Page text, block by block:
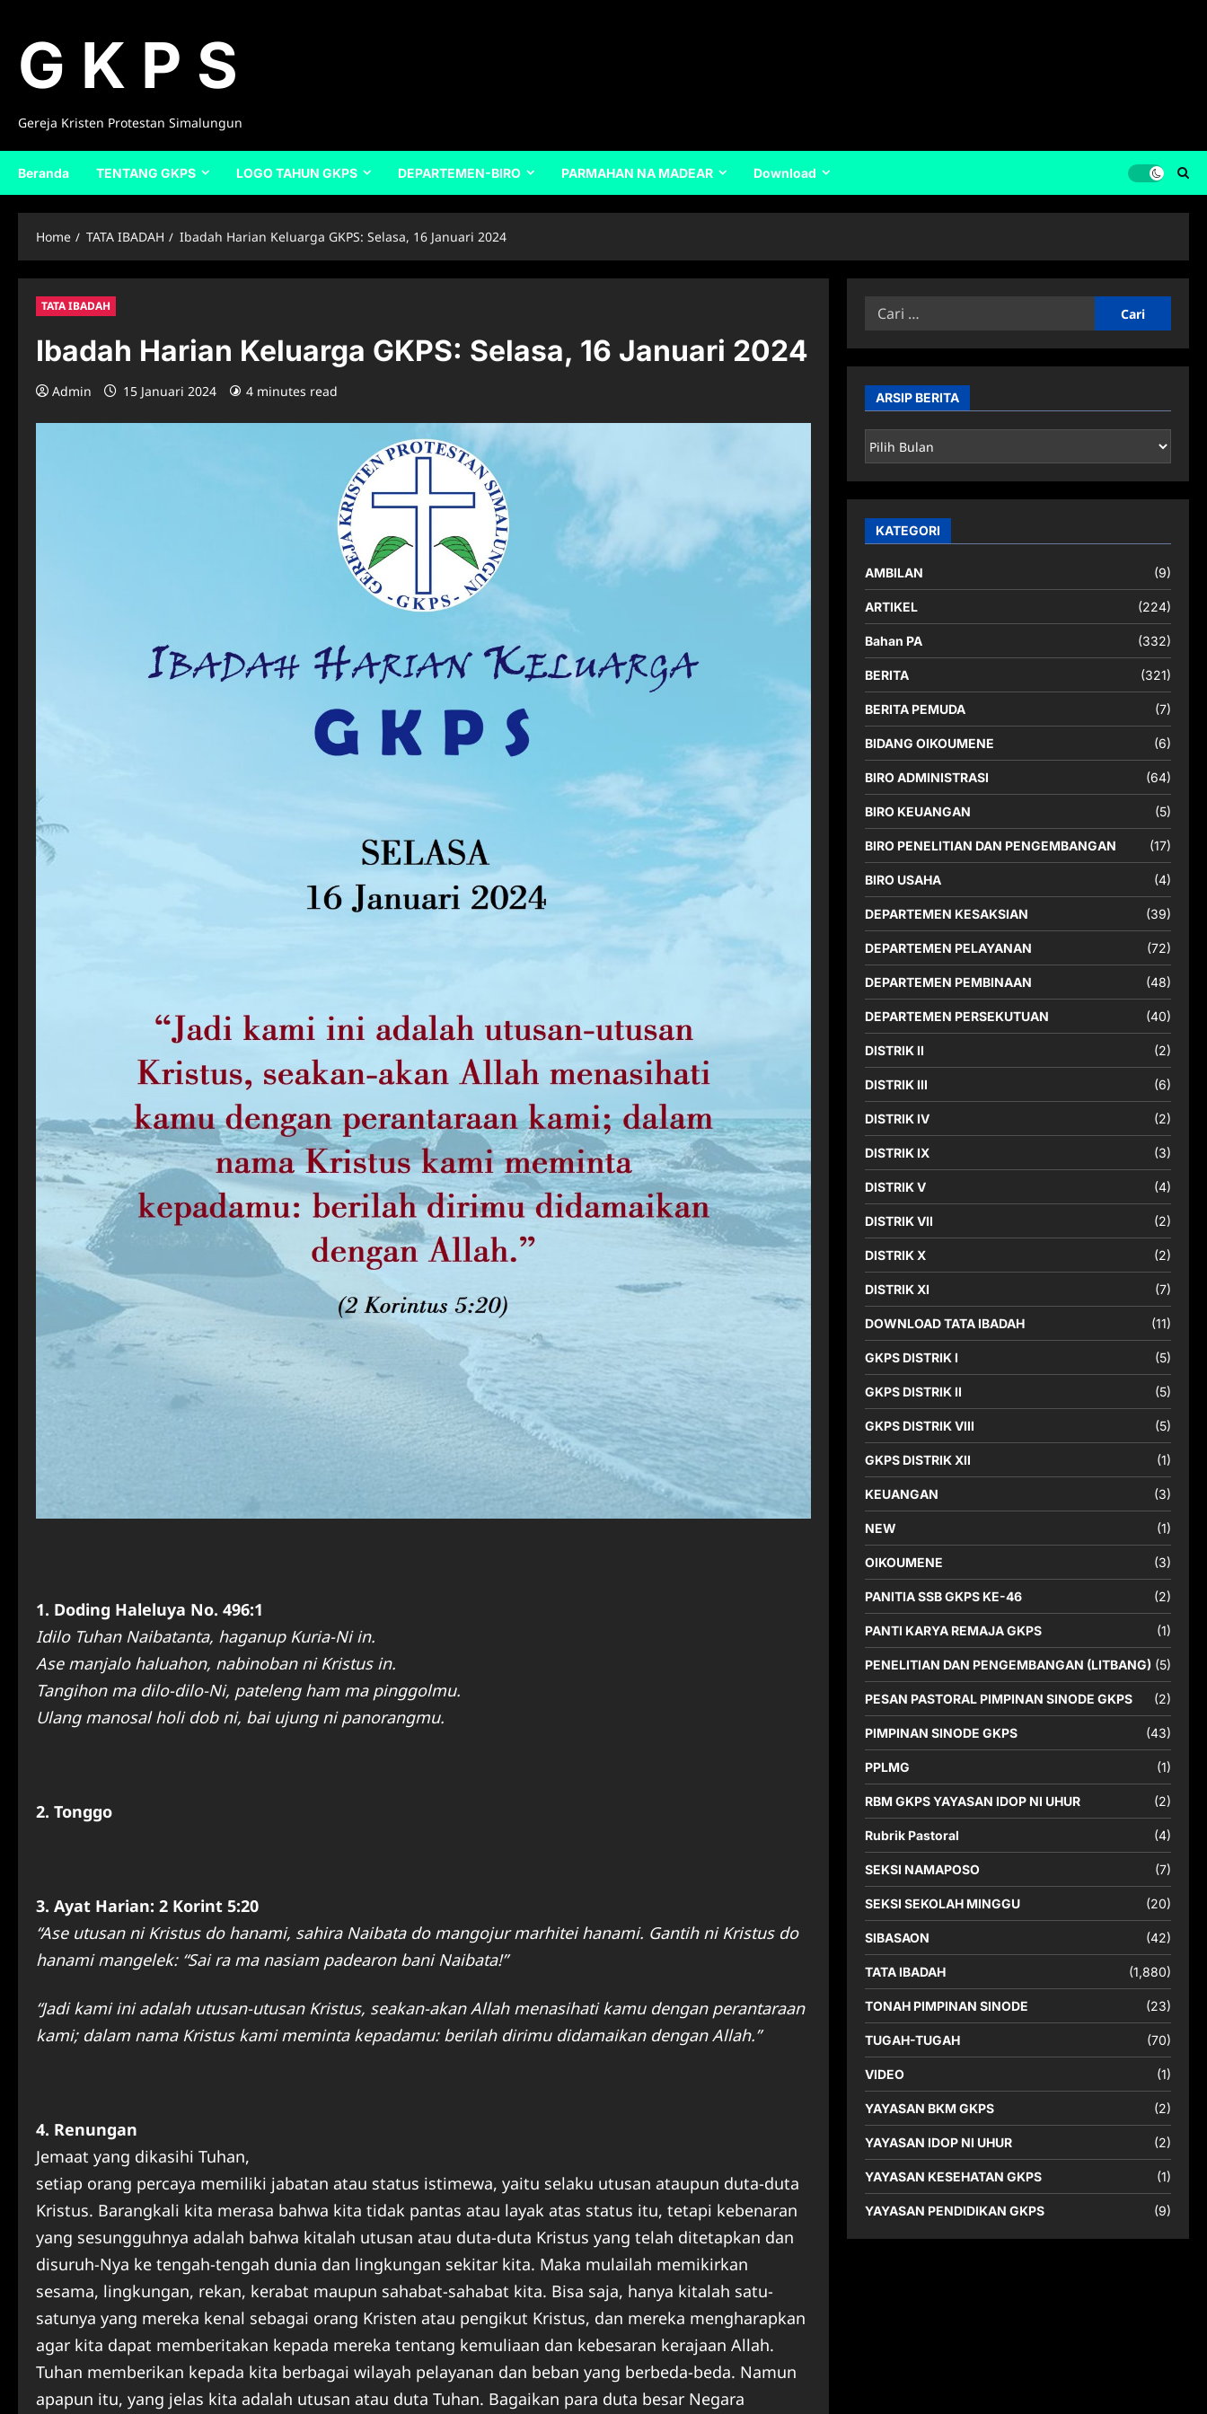
contentG K P S
Gereja Kristen Protestan Simalungun
Beranda TENTANG GKPS LOGO TAHUN GKPS DEPARTEMEN-BIRO PARMAHAN NA MADEAR Download
Home TATA IBADAH Ibadah Harian Keluarga GKPS: Selasa, 16 Januari 2024
TATA IBADAH
Ibadah Harian Keluarga GKPS: Selasa, 16 Januari 2024
Admin 15 Januari 2024 4 minutes read
1. Doding Haleluya No. 496:1
Idilo Tuhan Naibatanta, haganup Kuria-Ni in.
Ase manjalo haluahon, nabinoban ni Kristus in.
Tangihon ma dilo-dilo-Ni, pateleng ham ma pinggolmu.
Ulang manosal holi dob ni, bai ujung ni panorangmu.
2. Tonggo
3. Ayat Harian: 2 Korint 5:20
“Ase utusan ni Kristus do hanami, sahira Naibata do mangojur marhitei hanami. Gantih ni Kristus do
hanami mangelek: “Sai ra ma nasiam padearon bani Naibata!”
“Jadi kami ini adalah utusan-utusan Kristus, seakan-akan Allah menasihati kamu dengan perantaraan
kami; dalam nama Kristus kami meminta kepadamu: berilah dirimu didamaikan dengan Allah.”
4. Renungan
Jemaat yang dikasihi Tuhan,
setiap orang percaya memiliki jabatan atau status istimewa, yaitu selaku utusan ataupun duta-duta
Kristus. Barangkali kita merasa bahwa kita tidak pantas atau layak atas status itu, tetapi kebenaran
yang sesungguhnya adalah bahwa kitalah utusan atau duta-duta Kristus yang telah ditetapkan dan
disuruh-Nya ke tengah-tengah dunia dan lingkungan sekitar kita. Maka mulailah memikirkan
sesama, lingkungan, rekan, kerabat maupun sahabat-sahabat kita. Bisa saja, hanya kitalah satu-
satunya yang mereka kenal sebagai orang Kristen atau pengikut Kristus, dan mereka mengharapkan
agar kita dapat memberitakan kepada mereka tentang kemuliaan dan kebesaran kerajaan Allah.
Tuhan memberikan kepada kita berbagai wilayah pelayanan dan beban yang berbeda-beda. Namun
apapun itu, yang jelas kita adalah utusan atau duta Tuhan. Bagaikan para duta besar Negara
Cari
ARSIP BERITA
ARSIP
BERITA
KATEGORI
AMBILAN (9)
ARTIKEL (224)
Bahan PA (332)
BERITA (321)
BERITA PEMUDA (7)
BIDANG OIKOUMENE (6)
BIRO ADMINISTRASI (64)
BIRO KEUANGAN (5)
BIRO PENELITIAN DAN PENGEMBANGAN (17)
BIRO USAHA (4)
DEPARTEMEN KESAKSIAN (39)
DEPARTEMEN PELAYANAN (72)
DEPARTEMEN PEMBINAAN (48)
DEPARTEMEN PERSEKUTUAN (40)
DISTRIK II (2)
DISTRIK III (6)
DISTRIK IV (2)
DISTRIK IX (3)
DISTRIK V (4)
DISTRIK VII (2)
DISTRIK X (2)
DISTRIK XI (7)
DOWNLOAD TATA IBADAH (11)
GKPS DISTRIK I (5)
GKPS DISTRIK II (5)
GKPS DISTRIK VIII (5)
GKPS DISTRIK XII (1)
KEUANGAN (3)
NEW (1)
OIKOUMENE (3)
PANITIA SSB GKPS KE-46 (2)
PANTI KARYA REMAJA GKPS (1)
PENELITIAN DAN PENGEMBANGAN (LITBANG) (5)
PESAN PASTORAL PIMPINAN SINODE GKPS (2)
PIMPINAN SINODE GKPS (43)
PPLMG (1)
RBM GKPS YAYASAN IDOP NI UHUR (2)
Rubrik Pastoral (4)
SEKSI NAMAPOSO (7)
SEKSI SEKOLAH MINGGU (20)
SIBASAON (42)
TATA IBADAH (1,880)
TONAH PIMPINAN SINODE (23)
TUGAH-TUGAH (70)
VIDEO (1)
YAYASAN BKM GKPS (2)
YAYASAN IDOP NI UHUR (2)
YAYASAN KESEHATAN GKPS (1)
YAYASAN PENDIDIKAN GKPS (9)